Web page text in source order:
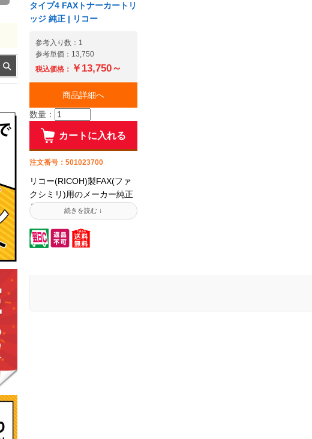
タイプ4 FAXトナーカートリ
ッジ 純正 | リコー
参考入り数：1
参考単価：13,750
税込価格： ￥13,750～
商品詳細へ
数量：
カートに入れる
注文番号：501023700
リコー(RICOH)製FAX(ファ
クシミリ)用のメーカー純正
品トナーです。純正品はプ
リンタ製造メーカーが自社
製造しているため信頼性が
高い製品です。ご購入時は